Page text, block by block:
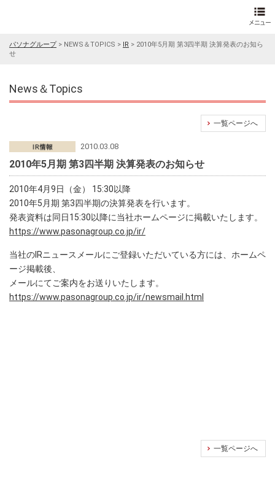
パソナグループ> NEWS＆TOPICS > IR > 2010年5月期 第3四半期 決算発表のお知ら
せ
News＆Topics
一覧ページへ
2010.03.08
2010年5月期 第3四半期 決算発表のお知らせ
2010年4月9日（金） 15:30以降
2010年5月期 第3四半期の決算発表を行います。
発表資料は同日15:30以降に当社ホームページに掲載いたします。
https://www.pasonagroup.co.jp/ir/
当社のIRニュースメールにご登録いただいている方には、ホームペ
ージ掲載後、
メールにてご案内をお送りいたします。
https://www.pasonagroup.co.jp/ir/newsmail.html
一覧ページへ